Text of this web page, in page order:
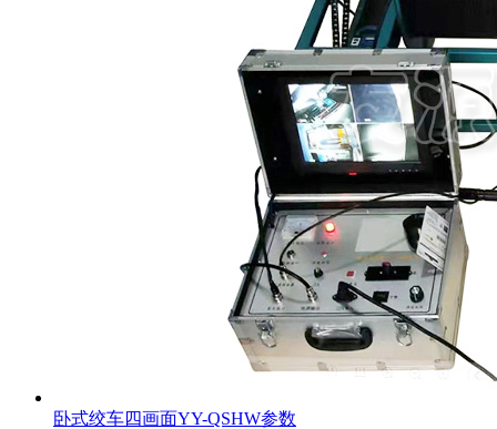
卧式绞车四画面YY-QSHW参数